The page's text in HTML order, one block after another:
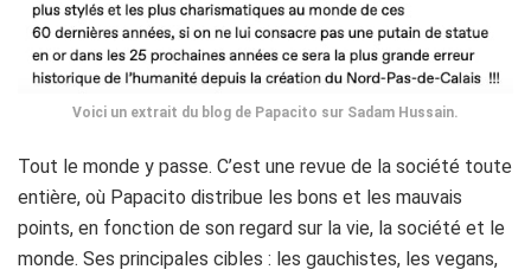
Voici un extrait du blog de Papacito sur Sadam Hussain.
Tout le monde y passe. C’est une revue de la société toute
entière, où Papacito distribue les bons et les mauvais
points, en fonction de son regard sur la vie, la société et le
monde. Ses principales cibles : les gauchistes, les vegans,